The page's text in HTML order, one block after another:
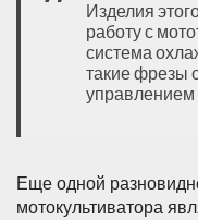
Изделия
работу с
система
такие фрезы
управлением
Еще одной
мотокультиватора